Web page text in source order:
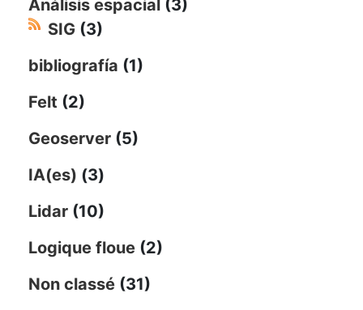
Análisis espacial (3)
SIG (3)
bibliografía (1)
Felt (2)
Geoserver (5)
IA(es) (3)
Lidar (10)
Logique floue (2)
Non classé (31)